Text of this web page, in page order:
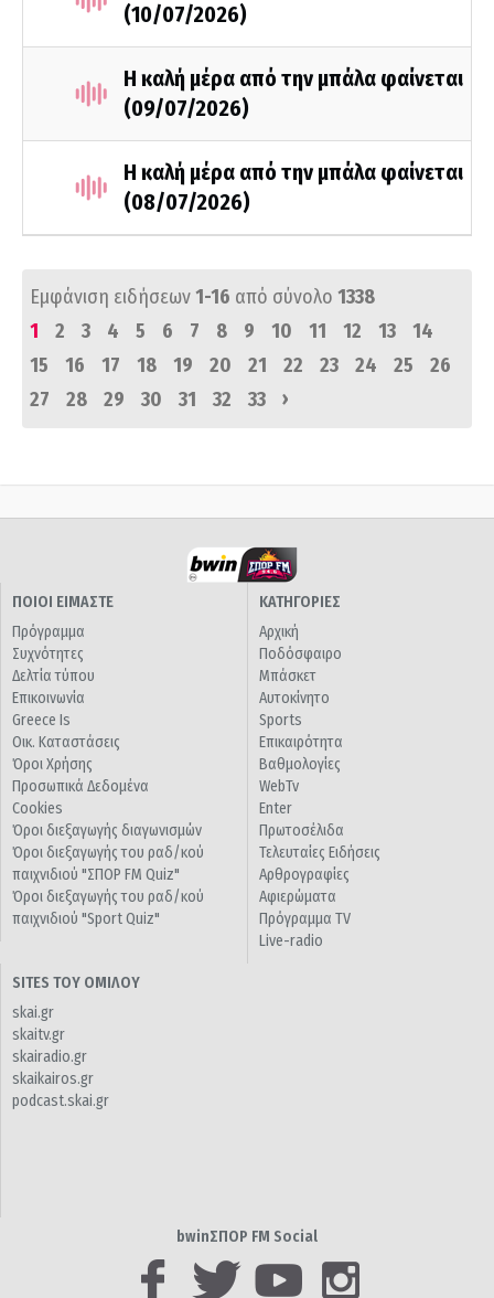
(10/07/2026)
Η καλή μέρα από την μπάλα φαίνεται
(09/07/2026)
Η καλή μέρα από την μπάλα φαίνεται
(08/07/2026)
Εμφάνιση ειδήσεων1-16 από σύνολο 1338
1
2 3 4 5 6 7 8 9 10 11 12 13
14
15
16 17 18 19 20 21 22 23 24 25
26
27
28 29 30 31 32 33 ›
ΠΟΙΟΙ ΕΙΜΑΣΤΕ
Πρόγραμμα
Συχνότητες
Δελτία τύπου
Επικοινωνία
Greece Is
Οικ. Καταστάσεις
Όροι Χρήσης
Προσωπικά Δεδομένα
Cookies
Όροι διεξαγωγής διαγωνισμών
Όροι διεξαγωγής του ραδ/κού
παιχνιδιού "ΣΠΟΡ FM Quiz"
Όροι διεξαγωγής του ραδ/κού
παιχνιδιού "Sport Quiz"
ΚΑΤΗΓΟΡΙΕΣ
Αρχική
Ποδόσφαιρο
Μπάσκετ
Αυτοκίνητο
Sports
Επικαιρότητα
Βαθμολογίες
WebTv
Enter
Πρωτοσέλιδα
Τελευταίες Ειδήσεις
Αρθρογραφίες
Αφιερώματα
Πρόγραμμα TV
Live-radio
SITES ΤΟΥ ΟΜΙΛΟΥ
skai.gr
skaitv.gr
skairadio.gr
skaikairos.gr
podcast.skai.gr
bwinΣΠΟΡ FM Social